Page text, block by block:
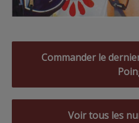
Commander le
Voir tous les